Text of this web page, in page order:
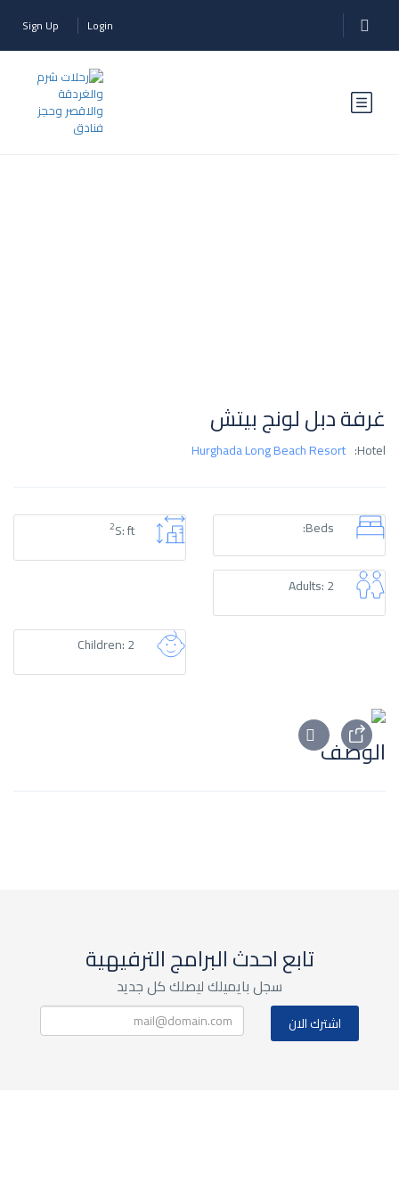
Login
Sign Up
غرفة دبل لونج بيتش
Hotel:
Hurghada Long Beach Resort
S: ft
2 Beds:
Adults: 2
Children: 2
الوصف
تابع احدث البرامج الترفيهية
سجل بايميلك ليصلك كل جديد